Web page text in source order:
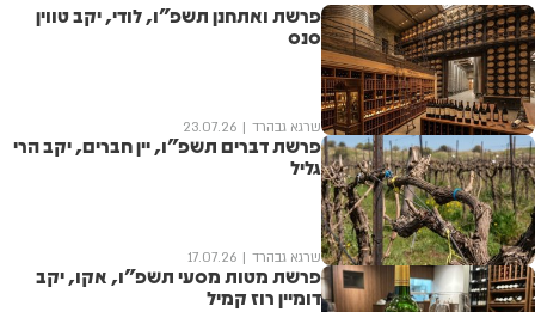
פרשת ואתחנן תשפ"ו, לודי, יקב טווין
סנס
שרגא גבהרד 23.07.26
פרשת דברים תשפ"ו, יין חברים, יקב הרי
גליל
שרגא גבהרד 17.07.26
פרשת מטות מסעי תשפ"ו, אקו, יקב
דומיין רוז קמיל